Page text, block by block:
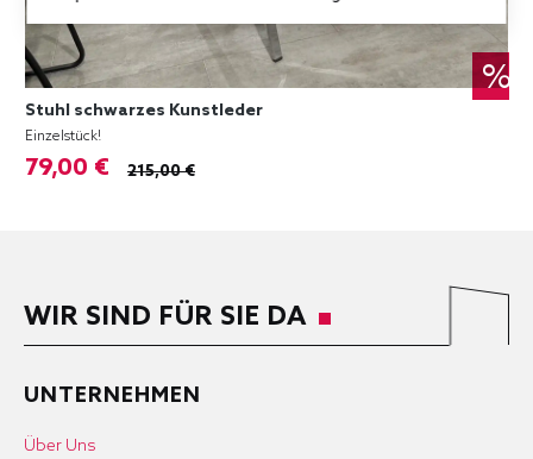
%
Stuhl schwarzes Kunstleder
Einzelstück!
79,00 € 215,00 €
WIR SIND FÜR SIE DA
UNTERNEHMEN
Über Uns